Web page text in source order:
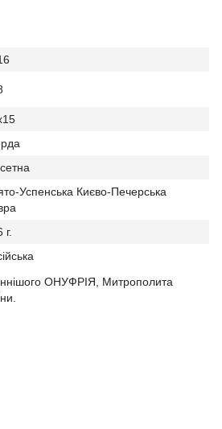
Успенська Києво-Печерська
г.
ОНУФРІЯ, Митрополита